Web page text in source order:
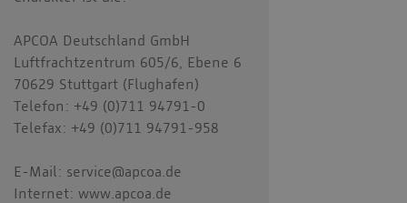
APCOA Deutschland GmbH
Luftfrachtzentrum 605/6, Ebene 6
70629 Stuttgart (Flughafen)
Telefon: +49 (0)711 94791-0
Telefax: +49 (0)711 94791-958
E-Mail: service@apcoa.de
Internet: www.apcoa.de